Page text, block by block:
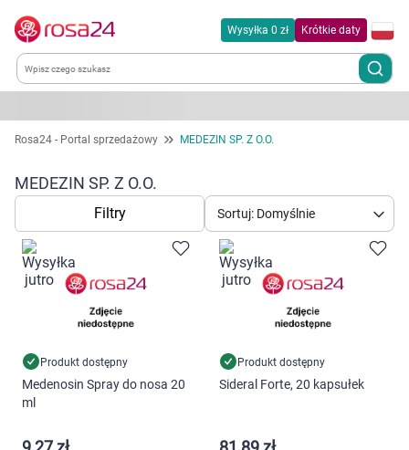
Wysyłka 0 zł Krótkie daty
Kategorie
Chemia gospodarcza
Dla zwierząt
Dom i ogród
Kobieta w ciąży i mama
Dziecko
Rosa24 - Portal sprzedażowy MEDEZIN SP. Z O.O.
MEDEZIN SP. Z O.O.
Filtry Sortuj: Domyślnie
Produkt dostępny
Medenosin Spray do nosa 20
ml
Produkt dostępny
Sideral Forte, 20 kapsułek